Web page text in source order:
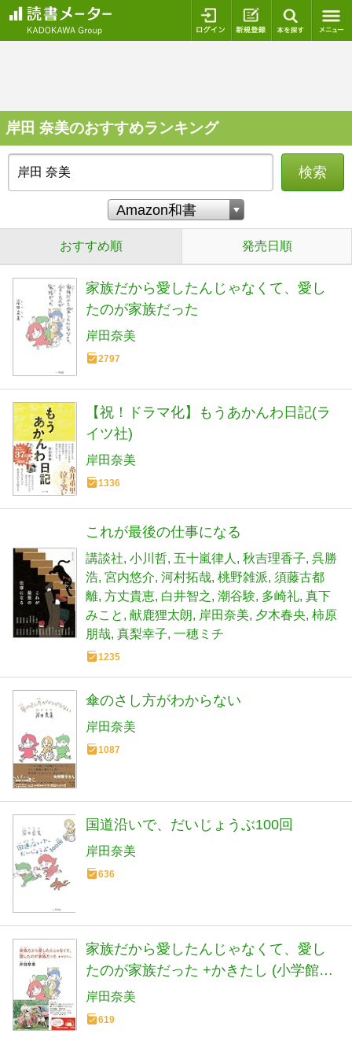
ログイン 新規登録
岸田 奈美のおすすめランキング
検索
おすすめ順 発売日順
家族だから愛したんじゃなくて、愛し
たのが家族だった
岸田奈美
2797
【祝！ドラマ化】もうあかんわ日記(ラ
イツ社)
岸田奈美
1336
これが最後の仕事になる
講談社 小川哲 五十嵐律人 秋吉理香子 呉勝
浩 宮内悠介 河村拓哉 桃野雑派 須藤古都
離 方丈貴恵 白井智之 潮谷験 多崎礼 真下
みこと
献鹿狸太朗 岸田奈美 夕木春央 柿原
朋哉 真梨幸子 一穂ミチ
1235
傘のさし方がわからない
岸田奈美
1087
国道沿いで、だいじょうぶ100回
岸田奈美
636
家族だから愛したんじゃなくて、愛し
たのが家族だった +かきたし (小学館文
庫 き 16-1)
岸田奈美
619